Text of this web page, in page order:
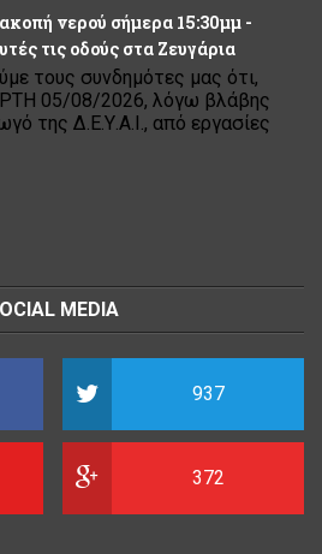
νερού σήμερα 15:30μμ -
τις οδούς στα Ζευγάρια
τους συνδημότες μας ότι,
05/08/2026, λόγω βλάβης
της Δ.Ε.Υ.Α.Ι., από εργασίες
MEDIA
937
372